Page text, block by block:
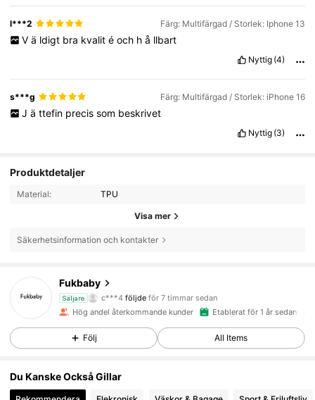
l***2 Färg: Multifärgad / Storlek: Iphone 13
V ä ldigt bra kvalit é och h å llbart
Nyttig (4)
s***g Färg: Multifärgad / Storlek: iPhone 16
J ä ttefin precis som beskrivet
Nyttig (3)
Produktdetaljer
Material: TPU
Visa mer
Säkerhetsinformation och kontakter
Fukbaby
Säljare
c***4
R***e är på webben
4.90
14K Följare
Hög andel återkommande kunder Etablerat för 1 år sedan
Följ All Items
Du Kanske Också Gillar